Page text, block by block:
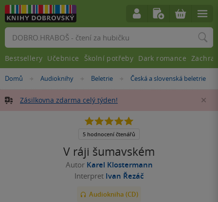
Nacházíte
zde:
Domů »Audioknihy »
Beletrie »
Česká a slovenská beletrie
Zásilkovna zdarma celý týden!
V ráji šumavském
Autor Karel Klostermann
Interpret Ivan Řezáč
Audiokniha (CD)
5.0
5
5 hodnocení čtenářů
Vyhledávání
Bestsellery Učebnice Školní potřeby Dark romance